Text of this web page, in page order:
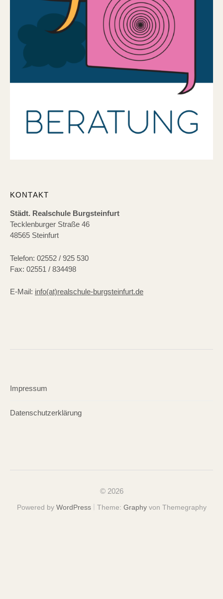
KONTAKT
Städt. Realschule Burgsteinfurt
Tecklenburger Straße 46
48565 Steinfurt
Telefon: 02552 / 925 530
Fax: 02551 / 834498
E-Mail: info(at)realschule-burgsteinfurt.de
Impressum
Datenschutzerklärung
© 2026
Powered by WordPress | Theme: Graphyvon Themegraphy